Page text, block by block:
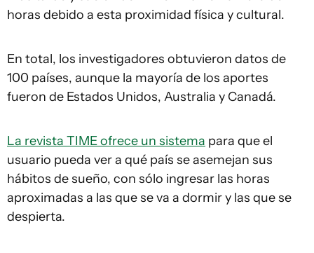
horas debido a esta proximidad física y cultural.
En total, los investigadores obtuvieron datos de
100 países, aunque la mayoría de los aportes
fueron de Estados Unidos, Australia y Canadá.
La revista TIME ofrece un sistema para que el
usuario pueda ver a qué país se asemejan sus
hábitos de sueño, con sólo ingresar las horas
aproximadas a las que se va a dormir y las que se
despierta.